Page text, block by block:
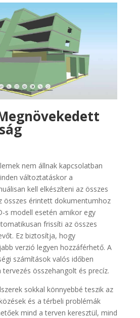
nem állnak kapcsolatban
változtatáskor a
kell elkészíteni az összes
összes érintett dokumentumhoz
s modell esetén amikor egy
frissíti az összes
Ez biztosítja, hogy
verzió legyen hozzáférhető. A
számítások valós időben
tervezés összehangolt és precíz.
sokkal könnyebbé teszik az
és a térbeli problémák
mind a terven keresztül, mind